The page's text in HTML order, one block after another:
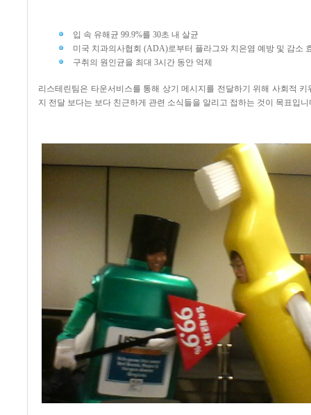
입 속 유해균 99.9%를 30초 내 살균
미국 치과의사협회 (ADA)로부터 플라그와 치은염 예방 및 감소
구취의 원인균을 최대 3시간 동안 억제
리스테린팀은 타운서비스를 통해 상기 메시지를 전달하기 위해 사회적
지 전달 보다는 보다 친근하게 관련 소식들을 알리고 접하는 것이 목표입